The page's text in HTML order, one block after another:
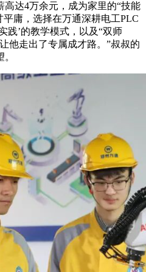
达4万余元，成为家里的“技能
庸，选择在万通深耕电工PLC
践’的教学模式，以及“双师
他走出了专属成才路。”叔叔的